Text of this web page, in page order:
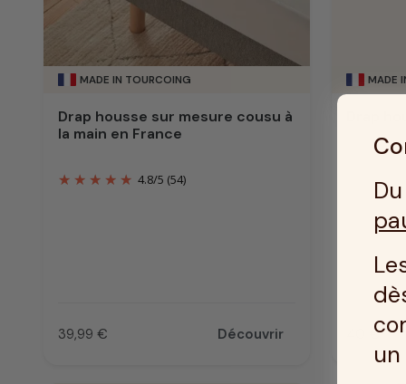
MADE IN TOURCOING
Drap housse sur mesure cousu à
la main en France
4.8/5 (54)
Prix
39,99 € Découvrir
MADE
40 €
un